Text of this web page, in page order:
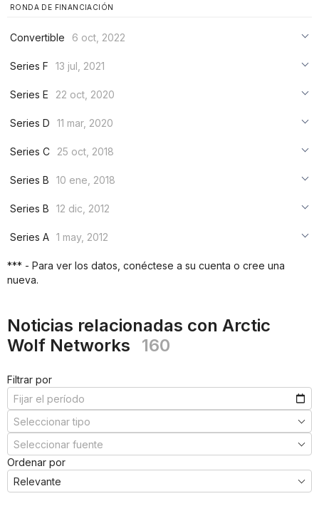
RONDA DE FINANCIACIÓN
Convertible
6 oct, 2022
***
Series F
13 jul, 2021
***
Series E
22 oct, 2020
***
Series D
11 mar, 2020
***
Series C
25 oct, 2018
***
Series B
10 ene, 2018
***
Series B
12 dic, 2012
***
Series A 1 may, 2012
*** - Para ver los datos, conéctese a su cuenta o cree una
nueva.
Noticias relacionadas con Arctic
Wolf Networks
160
Filtrar por
Ordenar por